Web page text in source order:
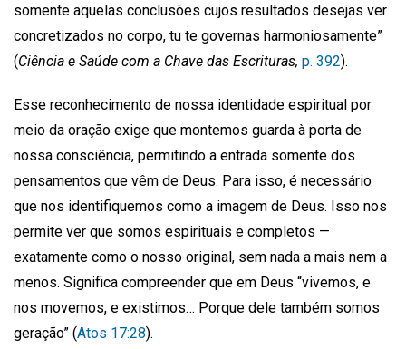
somente aquelas conclusões cujos resultados desejas ver
concretizados no corpo, tu te governas harmoniosamente”
(Ciência e Saúde com a Chave das Escrituras, p. 392).
Esse reconhecimento de nossa identidade espiritual por
meio da oração exige que montemos guarda à porta de
nossa consciência, permitindo a entrada somente dos
pensamentos que vêm de Deus. Para isso, é necessário
que nos identifiquemos como a imagem de Deus. Isso nos
permite ver que somos espirituais e completos —
exatamente como o nosso original, sem nada a mais nem a
menos. Significa compreender que em Deus “vivemos, e
nos movemos, e existimos… Porque dele também somos
geração” (Atos 17:28).